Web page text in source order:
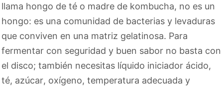
llama hongo de té o madre de kombucha, no es un
hongo: es una comunidad de bacterias y levaduras
que conviven en una matriz gelatinosa. Para
fermentar con seguridad y buen sabor no basta con
el disco; también necesitas líquido iniciador ácido,
té, azúcar, oxígeno, temperatura adecuada y